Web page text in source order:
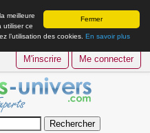
Fermer
meilleure
utiliser ce
l’utilisation des cookies. En savoir plus
M'inscrire Me connecter